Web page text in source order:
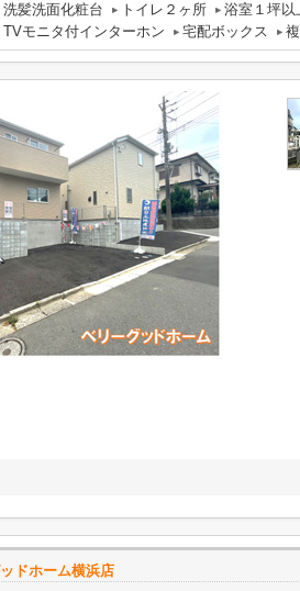
洗髪洗面化粧台
トイレ２ヶ所
浴室１坪以
TVモニタ付インターホン
宅配ボックス
ドホーム横浜店